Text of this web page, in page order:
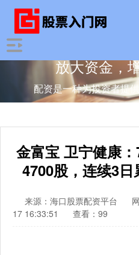
放大资金，
配资是一种为投资者提
金富宝 卫宁健康
4700股，连续3
来源：海口股票配资平台
17 16:33:51
查看：99